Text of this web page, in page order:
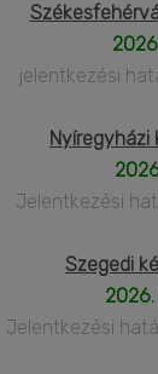
jelentkezési
Nyíregyházi
Jelentkezési
Szegedi
2026.
Jelentkezési